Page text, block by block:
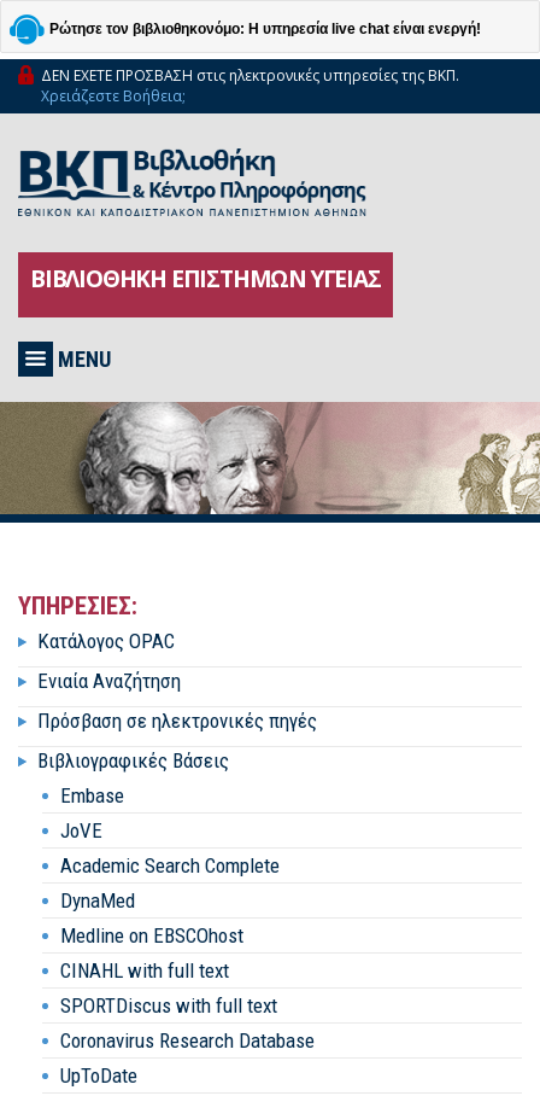
Ρώτησε τον βιβλιοθηκονόμο: Η υπηρεσία live chat είναι ενεργή!
ΔΕΝ ΕΧΕΤΕ ΠΡΟΣΒΑΣΗ στις ηλεκτρονικές υπηρεσίες της ΒΚΠ.
Χρειάζεστε Βοήθεια;
ΒΙΒΛΙΟΘΗΚΗ ΕΠΙΣΤΗΜΩΝ ΥΓΕΙΑΣ
MENU
ΥΠΗΡΕΣΙΕΣ:
Κατάλογος OPAC
Ενιαία Αναζήτηση
Πρόσβαση σε ηλεκτρονικές πηγές
Βιβλιογραφικές Βάσεις
Embase
JoVE
Academic Search Complete
DynaMed
Medline on EBSCOhost
CINAHL with full text
SPORTDiscus with full text
Coronavirus Research Database
UpToDate